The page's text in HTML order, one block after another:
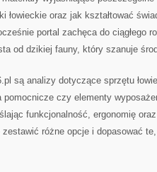
łowieckie oraz jak kształtować
portal zachęca do ciągłego
od dzikiej fauny, który szanuje
są analizy dotyczące sprzętu
czy elementy
funkcjonalność, ergonomię
różne opcje i dopasować